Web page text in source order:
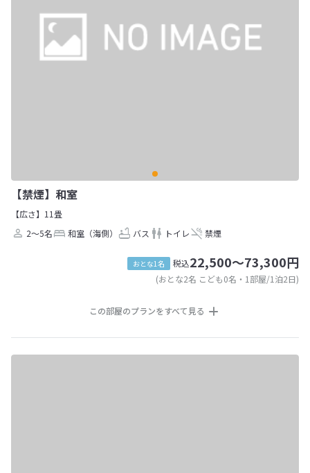
【禁煙】和室
【広さ】11畳
2～5名
和室（海側） バス トイレ 禁煙
おとな1名 税込22,500～73,300円
(おとな2名 こども0名・1部屋/1泊2日)
この部屋のプランをすべて見る